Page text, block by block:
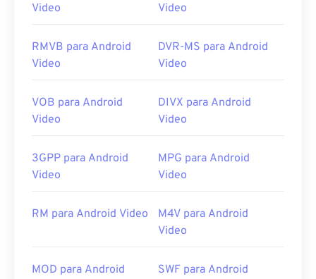
Video
Video
RMVB para Android
Video
DVR-MS para Android
Video
VOB para Android
Video
DIVX para Android
Video
3GPP para Android
Video
MPG para Android
Video
RM para Android Video
M4V para Android
Video
MOD para Android
SWF para Android